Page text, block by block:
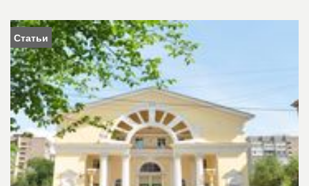
Статьи